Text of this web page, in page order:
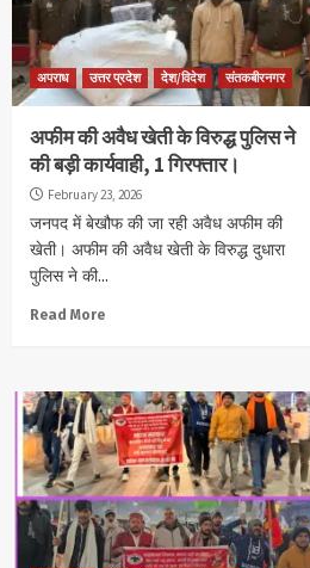
अपराध उत्तर प्रदेश देश/विदेश संतकबीरनगर
अफीम की अवैध खेती के विरुद्ध पुलिस ने
की बड़ी कार्यवाही, 1 गिरफ्तार।
February 23, 2026
जनपद में बेखौफ की जा रही अवैध अफीम की
खेती। अफीम की अवैध खेती के विरुद्ध दुधारा
पुलिस ने की...
Read More